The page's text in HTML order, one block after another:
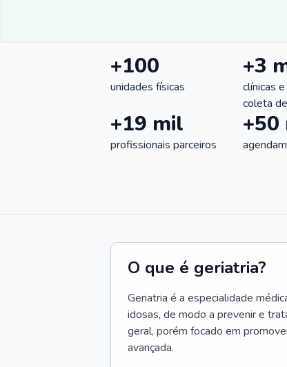
+100
unidades físicas
+3
clínicas
coleta
+19 mil
profissionais parceiros
+50
O que é geriatria?
Geriatria é a especialidade
idosas, de modo a prevenir e
geral, porém focado em
avançada.